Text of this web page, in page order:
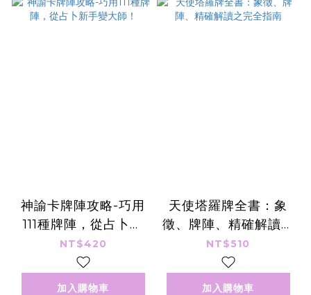
神諭卡牌陣攻略-巧用
111種牌陣，從占卜新
手變大師！
NT$420
加入購物車
天使塔羅牌全書：象
徵、牌陣、精確解讀之
完全指南
NT$510
加入購物車